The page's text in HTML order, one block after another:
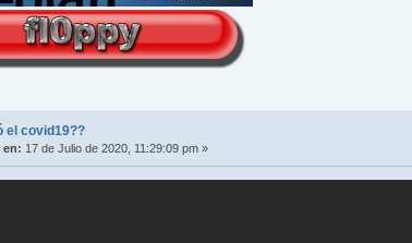
el covid19??
en: 17 de Julio de 2020, 11:29:09 pm »